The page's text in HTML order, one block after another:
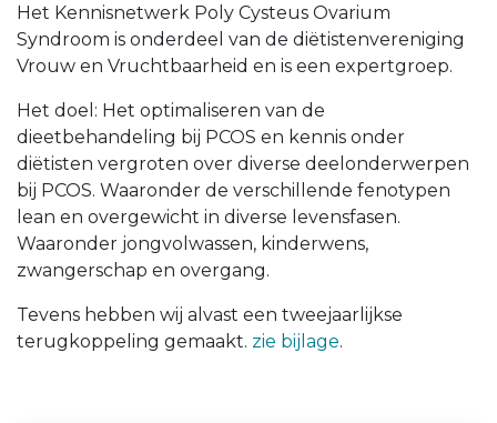
Het Kennisnetwerk Poly Cysteus Ovarium
Syndroom is onderdeel van de diëtistenvereniging
Vrouw en Vruchtbaarheid en is een expertgroep.
Het doel: Het optimaliseren van de
dieetbehandeling bij PCOS en kennis onder
diëtisten vergroten over diverse deelonderwerpen
bij PCOS. Waaronder de verschillende fenotypen
lean en overgewicht in diverse levensfasen.
Waaronder jongvolwassen, kinderwens,
zwangerschap en overgang.
Tevens hebben wij alvast een tweejaarlijkse
terugkoppeling gemaakt. zie bijlage.